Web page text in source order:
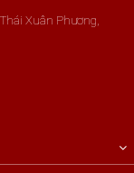
Xuân Phương,